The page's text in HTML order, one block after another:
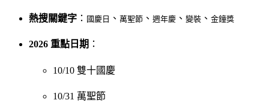
熱搜關鍵字 ： 國慶日 、 萬聖節 、 週年慶 、 變裝 、 金鐘獎
2026 重點日期 ：
10/10 雙十國慶
10/31 萬聖節